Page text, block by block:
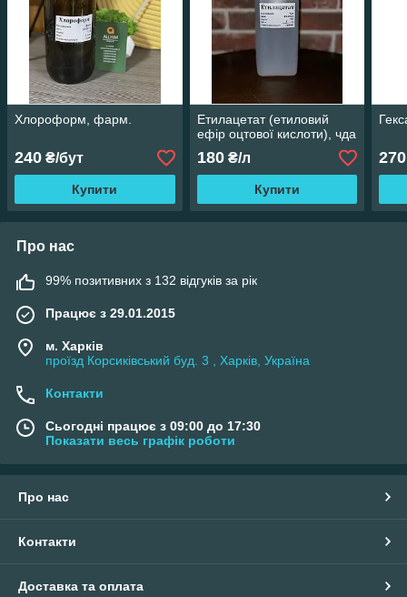
Хлороформ, фарм.
240 ₴/бут
Купити
Етилацетат (етиловий
ефір оцтової кислоти), чда
180₴/л
Купити
270
Про нас
99% позитивних з 132 відгуків за рік
Працює з 29.01.2015
м. Харків
проїзд Корсиківський буд. 3 , Харків, Україна
Контакти
Сьогодні працює з 09:00 до 17:30
Показати весь графік роботи
Про нас
Контакти
Доставка та оплата